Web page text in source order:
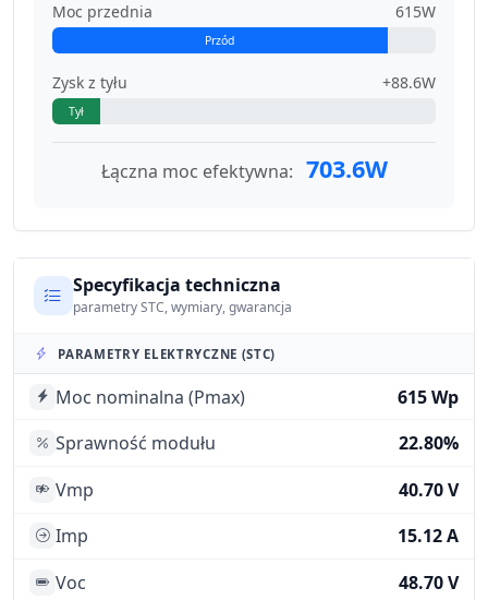
Moc przednia
615W
Przód
Zysk z tyłu +88.6W
Tył
Łączna moc efektywna: 703.6W
Specyfikacja techniczna
parametry STC, wymiary, gwarancja
PARAMETRY ELEKTRYCZNE (STC)
Moc nominalna (Pmax)
615 Wp
Sprawność modułu
22.80%
Vmp
40.70 V
Imp
15.12 A
Voc
48.70 V